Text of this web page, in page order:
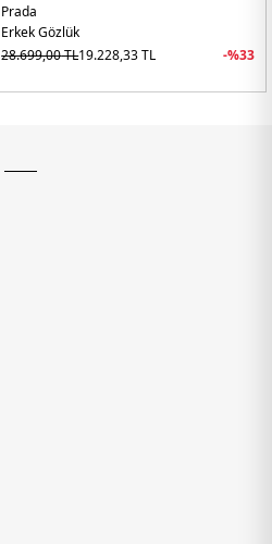
Prada
Erkek Gözlük
28.699,00TL19.228,33TL -%33